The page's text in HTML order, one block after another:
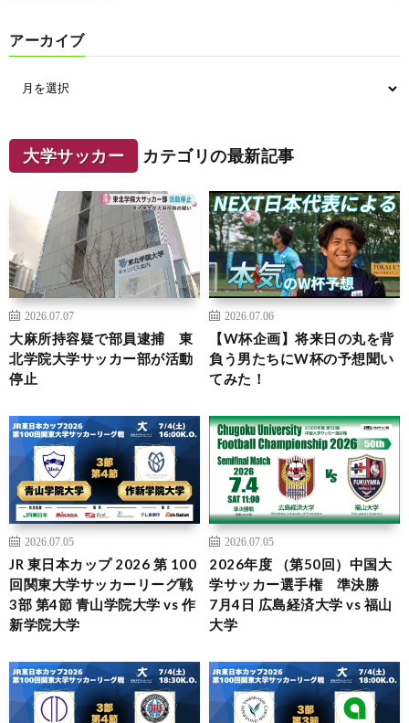
アーカイブ
大学サッカー カテゴリの最新記事
2026.07.07
大麻所持容疑で部員逮捕 東
北学院大学サッカー部が活動
停止
2026.07.06
【W杯企画】将来日の丸を背
負う男たちにW杯の予想聞い
てみた！
2026.07.05
JR 東日本カップ 2026 第 100
回関東大学サッカーリーグ戦
3部 第4節 青山学院大学 vs 作
新学院大学
2026.07.05
2026年度 （第50回）中国大
学サッカー選手権 準決勝
7月4日 広島経済大学 vs 福山
大学